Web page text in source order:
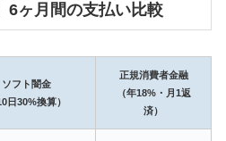
6ヶ月間の支払い比較
ソフト闇金
日30%換算）
正規消費者金融
（年18%・月1返
済）